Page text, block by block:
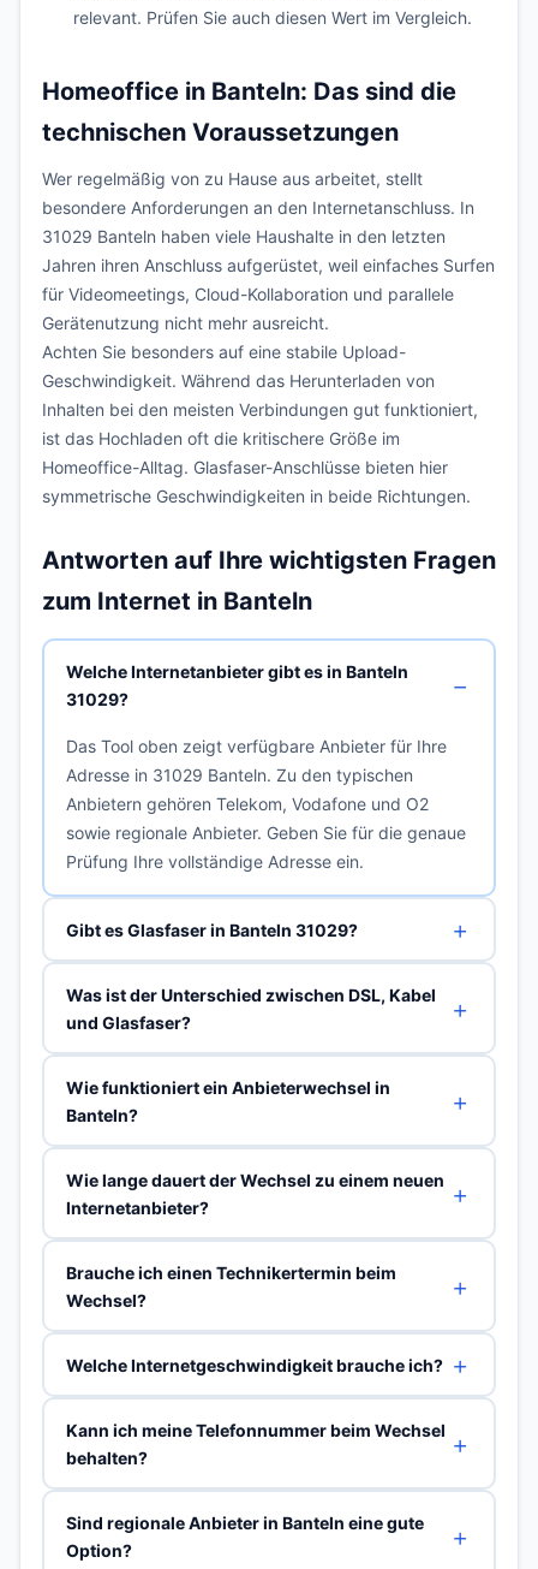
relevant. Prüfen Sie auch diesen Wert im Vergleich.
Homeoffice in Banteln: Das sind die
technischen Voraussetzungen
Wer regelmäßig von zu Hause aus arbeitet, stellt
besondere Anforderungen an den Internetanschluss. In
31029 Banteln haben viele Haushalte in den letzten
Jahren ihren Anschluss aufgerüstet, weil einfaches Surfen
für Videomeetings, Cloud-Kollaboration und parallele
Gerätenutzung nicht mehr ausreicht.
Achten Sie besonders auf eine stabile Upload-
Geschwindigkeit. Während das Herunterladen von
Inhalten bei den meisten Verbindungen gut funktioniert,
ist das Hochladen oft die kritischere Größe im
Homeoffice-Alltag. Glasfaser-Anschlüsse bieten hier
symmetrische Geschwindigkeiten in beide Richtungen.
Antworten auf Ihre wichtigsten Fragen
zum Internet in Banteln
Welche Internetanbieter gibt es in Banteln
31029?
Das Tool oben zeigt verfügbare Anbieter für Ihre
Adresse in 31029 Banteln. Zu den typischen
Anbietern gehören Telekom, Vodafone und O2
sowie regionale Anbieter. Geben Sie für die genaue
Prüfung Ihre vollständige Adresse ein.
Gibt es Glasfaser in Banteln 31029?
Was ist der Unterschied zwischen DSL, Kabel
und Glasfaser?
Wie funktioniert ein Anbieterwechsel in
Banteln?
Wie lange dauert der Wechsel zu einem neuen
Internetanbieter?
Brauche ich einen Technikertermin beim
Wechsel?
Welche Internetgeschwindigkeit brauche ich?
Kann ich meine Telefonnummer beim Wechsel
behalten?
Sind regionale Anbieter in Banteln eine gute
Option?